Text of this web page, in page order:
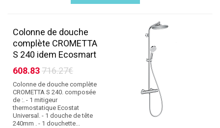
Colonne de douche
complète CROMETTA
S 240 idem Ecosmart
608.83716.27€
Colonne de douche complète
CROMETTA S 240. composée
de :. - 1 mitigeur
thermostatique Ecostat
Universal. - 1 douche de tête
240mm . - 1 douchette...